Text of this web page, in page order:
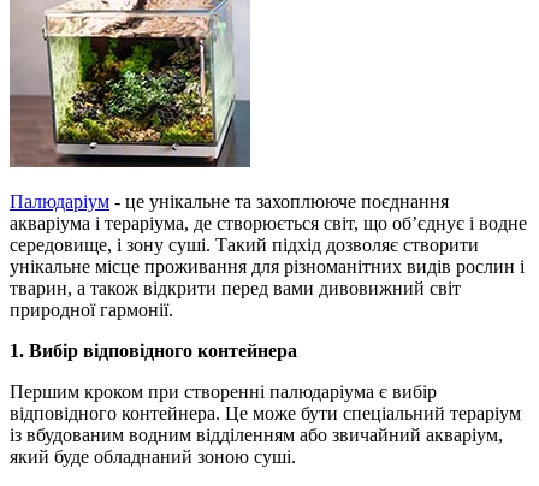
Палюдаріум - це унікальне та захоплююче поєднання
акваріума і тераріума, де створюється світ, що об’єднує і водне
середовище, і зону суші. Такий підхід дозволяє створити
унікальне місце проживання для різноманітних видів рослин і
тварин, а також відкрити перед вами дивовижний світ
природної гармонії.
1. Вибір відповідного контейнера
Першим кроком при створенні палюдаріума є вибір
відповідного контейнера. Це може бути спеціальний тераріум
із вбудованим водним відділенням або звичайний акваріум,
який буде обладнаний зоною суші.